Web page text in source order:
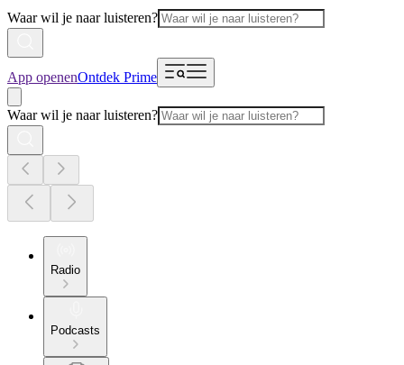
Waar wil je naar luisteren?
App openenOntdek Prime
Waar wil je naar luisteren?
Radio
Podcasts